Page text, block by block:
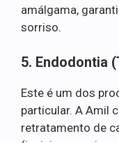
amálgama,
sorriso.
5. Endodontia
Este é um dos
particular. A Amil
retratamento de